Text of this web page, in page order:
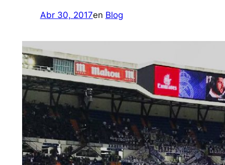
Abr 30, 2017en Blog